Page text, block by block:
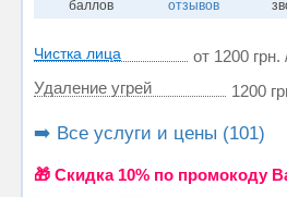
баллов отзывов
Чистка лица
от 1200
Удаление угрей
1200
➡️ Все услуги и цены (101)
🎁 Cкидка 10% по промокоду